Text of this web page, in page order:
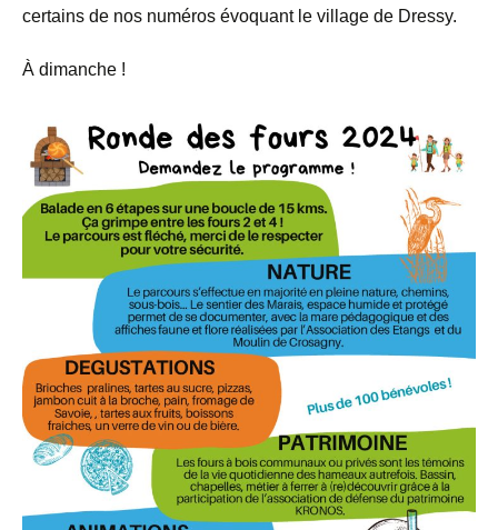
certains de nos numéros évoquant le village de Dressy.
À dimanche !